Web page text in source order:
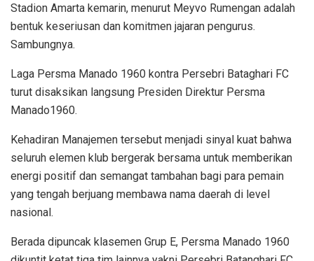
Stadion Amarta kemarin, menurut Meyvo Rumengan adalah
bentuk keseriusan dan komitmen jajaran pengurus.
Sambungnya.
Laga Persma Manado 1960 kontra Persebri Bataghari FC
turut disaksikan langsung Presiden Direktur Persma
Manado1960.
Kehadiran Manajemen tersebut menjadi sinyal kuat bahwa
seluruh elemen klub bergerak bersama untuk memberikan
energi positif dan semangat tambahan bagi para pemain
yang tengah berjuang membawa nama daerah di level
nasional.
Berada dipuncak klasemen Grup E, Persma Manado 1960